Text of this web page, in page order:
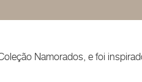
Namorados, e foi